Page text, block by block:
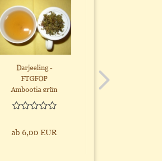
Darjeeling -
FTGFOP
Ambootia grün
100%
naturbelassen!...
ab 6,00 EUR